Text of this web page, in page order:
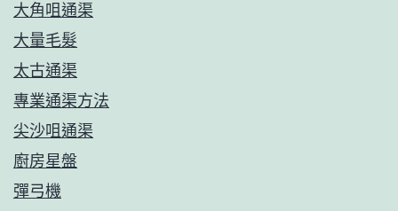
大角咀通渠
大量毛髮
太古通渠
專業通渠方法
尖沙咀通渠
廚房星盤
彈弓機